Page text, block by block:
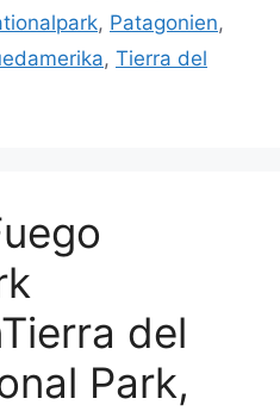
, Patagonien,
, Tierra del
del
Park,